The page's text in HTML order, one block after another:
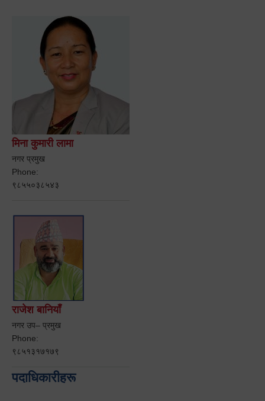
मिना कुमारी लामा
नगर प्रमुख
Phone:
९८५५०३८५४३
राजेश बानियाँ
नगर उप– प्रमुख
Phone:
९८५१३१७१७९
पदाधिकारीहरू